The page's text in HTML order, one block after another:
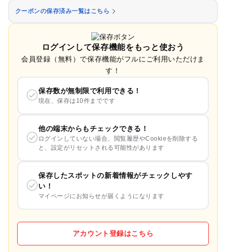
クーポンの保存済み一覧はこちら
ログインして保存機能をもっと使おう
会員登録（無料）で保存機能がフルにご利用いただけま
す！
保存数が無制限で利用できる！
現在、保存は10件までです
他の端末からもチェックできる！
ログインしていない場合、閲覧履歴やCookieを削除する
と、設定がリセットされる可能性があります
保存したスポットの新着情報がチェックしやす
い！
マイページにお知らせが届くようになります
アカウント登録はこちら